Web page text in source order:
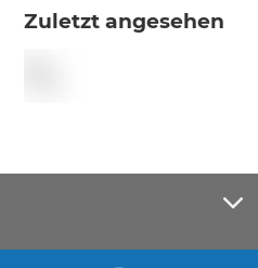
Zuletzt angesehen